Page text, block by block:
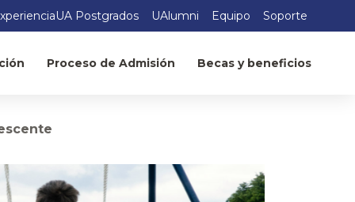
Postgrados UAlumni Equipo Soporte
Proceso de Admisión Becas y beneficios